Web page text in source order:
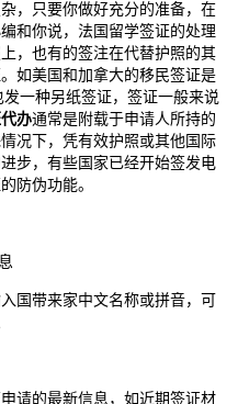
，只要你做好充分的准备，在
和你说，法国留学签证的处理
，也有的签注在代替护照的其
如美国和加拿大的移民签证是
一种另纸签证，签证一般来说
办通常是附载于申请人所持的
况下，凭有效护照或其他国际
步，有些国家已经开始签发电
防伪功能。
带来家中文名称或拼音，可
请的最新信息，如近期签证材